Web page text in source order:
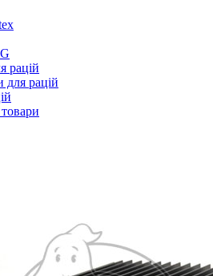
рацій
для рацій